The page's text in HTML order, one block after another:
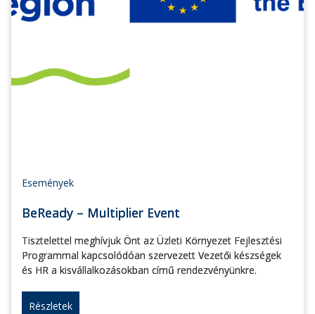
Események
BeReady – Multiplier Event
Tisztelettel meghívjuk Önt az Üzleti Környezet Fejlesztési
Programmal kapcsolódóan szervezett Vezetői készségek
és HR a kisvállalkozásokban című rendezvényünkre.
Részletek